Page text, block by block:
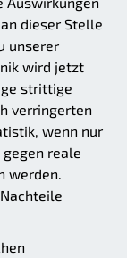
dieser Stelle
unserer
wird jetzt
strittige
verringerten
wenn nur
reale
werden.